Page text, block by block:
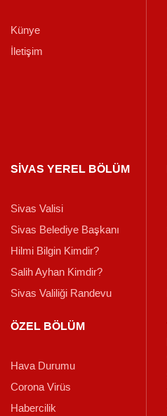
Künye
İletişim
SİVAS YEREL BÖLÜM
Sivas Valisi
Sivas Belediye Başkanı
Hilmi Bilgin Kimdir?
Salih Ayhan Kimdir?
Sivas Valiliği Randevu
ÖZEL BÖLÜM
Hava Durumu
Corona Virüs
Habercilik